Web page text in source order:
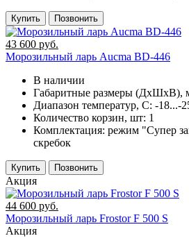
Купить Позвонить
43 600 руб.
Морозильный ларь Aucma BD-446
В наличии
Габаритные размеры (ДхШхВ),
Диапазон температур, C: -18...-
Количество корзин, шт: 1
Комплектация: режим "Супер
скребок
Купить Позвонить
Акция
44 600 руб.
Морозильный ларь Frostor F 500 S
Акция